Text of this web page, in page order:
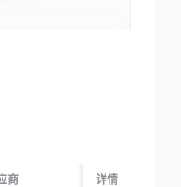
商 起运国/地区
详情